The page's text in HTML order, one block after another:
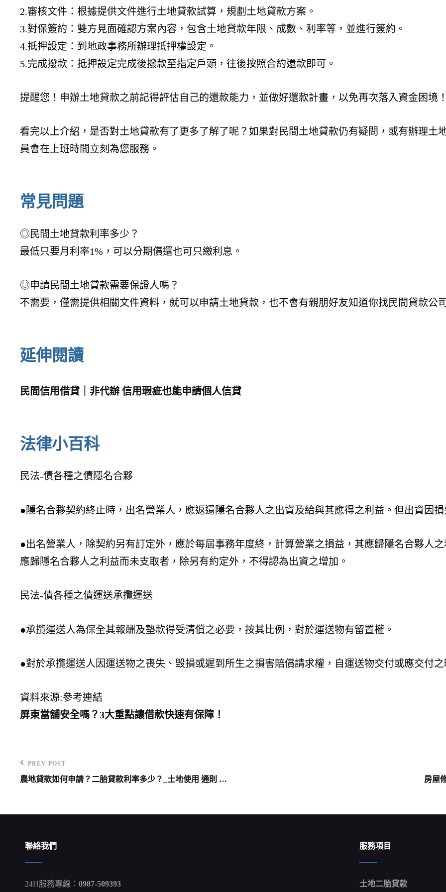
2.審核文件：根據提供文件進行土地貸款試算，規劃土地貸款方案。
3.對保簽約：雙方見面確認方案內容，包含土地貸款年限、成數、利率等，並進行簽約。
4.抵押設定：到地政事務所辦理抵押權設定。
5.完成撥款：抵押設定完成後撥款至指定戶頭，往後按照合約還款即可。
提醒您！申辦土地貸款之前記得評估自己的還款能力，並做好還款計畫，以免再次落入資金困境
看完以上介紹，是否對土地貸款有了更多了解了呢？如果對民間土地貸款仍有疑問，或有辦理土
員會在上班時間立刻為您服務。
常見問題
◎民間土地貸款利率多少？
最低只要月利率1%，可以分期償還也可只繳利息。
◎申請民間土地貸款需要保證人嗎？
不需要，僅需提供相關文件資料，就可以申請土地貸款，也不會有親朋好友知道你找民間貸款公
延伸閱讀
民間信用借貸｜非代辦 信用瑕疵也能申請個人信貸
法律小百科
民法-債各種之債隱名合夥
●隱名合夥契約終止時，出名營業人，應返還隱名合夥人之出資及給與其應得之利益。但出資因
●出名營業人，除契約另有訂定外，應於每屆事務年度終，計算營業之損益，其應歸隱名合夥人
應歸隱名合夥人之利益而未支取者，除另有約定外，不得認為出資之增加。
民法-債各種之債運送承攬運送
●承攬運送人為保全其報酬及墊款得受清償之必要，按其比例，對於運送物有留置權。
●對於承攬運送人因運送物之喪失、毀損或遲到所生之損害賠償請求權，自運送物交付或應交付
資料來源:參考連結
屏東當舖安全嗎？3大重點讓借款快速有保障！
章
覽
Previous
Post
PREV POST
農地貸款如何申請？二胎貸款利率多少？_土地使用 通則 … 房屋
聯絡我們
24H服務專線： 0987-509393
服務項目
土地二胎貸款